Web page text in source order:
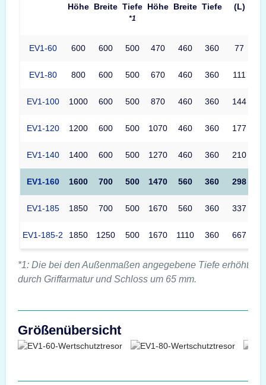
Höhe Breite Tiefe
*1
Höhe Breite Tiefe (L)
EV1-60 600 600 500 470 460 360 77
EV1-80 800 600 500 670 460 360 111
EV1-100 1000 600 500 870 460 360 144
EV1-120 1200 600 500 1070 460 360 177
EV1-140 1400 600 500 1270 460 360 210
EV1-160 1600 700 500 1470 560 360 298
EV1-185 1850 700 500 1670 560 360 337
EV1-185-2 1850 1250 500 1670 1110 360 667
*1: Die bei den Außenmaßen angegebene Tiefe erhöht
durch Griffarmatur und Schloss um 65 mm.
Größenübersicht